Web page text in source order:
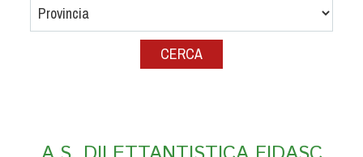
Referenti e gruppi di lavoro regionali
Scuole Federali